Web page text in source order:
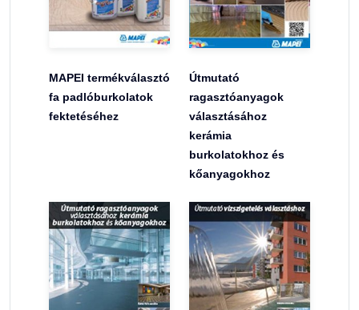
MAPEI termékválasztó
fa padlóburkolatok
fektetéséhez
Útmutató
ragasztóanyagok
választásához
kerámia
burkolatokhoz és
kőanyagokhoz